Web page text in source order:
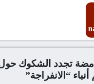
تجدد الشكوك حول
“الانفراجة”